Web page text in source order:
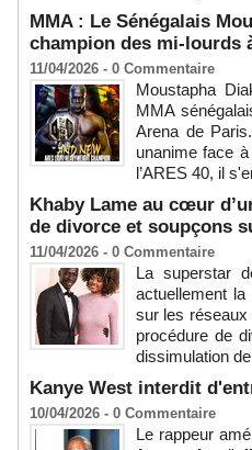
MMA : Le Sénégalais
champion des mi-lourds
11/04/2026 - 0 Commentaire
Moustapha
MMA
Arena de
unanime face
l’ARES 40, il
Khaby Lame au cœur
de divorce et soupçons
11/04/2026 - 0 Commentaire
La superstar
actuellement
sur les réseaux
procédure de
dissimulation
Kanye West interdit
10/04/2026 - 0 Commentaire
Le rappeur